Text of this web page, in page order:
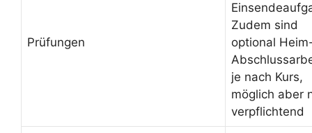
Prüfungen
Zudem sind
optional
je nach Kurs,
möglich aber
verpflichtend